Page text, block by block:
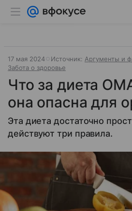
17 мая 2024 Источник: Аргументы и
Забота о здоровье
Что за диета
она опасна для
​Эта диета достаточно
действуют три правила.